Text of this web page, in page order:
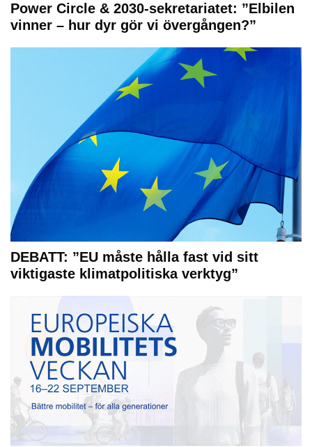
Power Circle & 2030-sekretariatet: ”Elbilen
vinner – hur dyr gör vi övergången?”
DEBATT: ”EU måste hålla fast vid sitt
viktigaste klimatpolitiska verktyg”